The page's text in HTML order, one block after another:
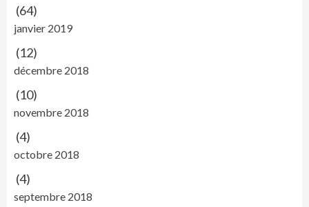
(64)
janvier 2019
(12)
décembre 2018
(10)
novembre 2018
(4)
octobre 2018
(4)
septembre 2018